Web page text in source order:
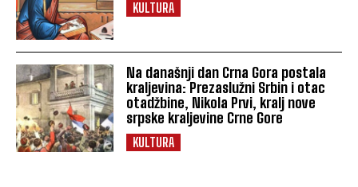
KULTURA
Na današnji dan Crna Gora postala
kraljevina: Prezaslužni Srbin i otac
otadžbine, Nikola Prvi, kralj nove
srpske kraljevine Crne Gore
KULTURA